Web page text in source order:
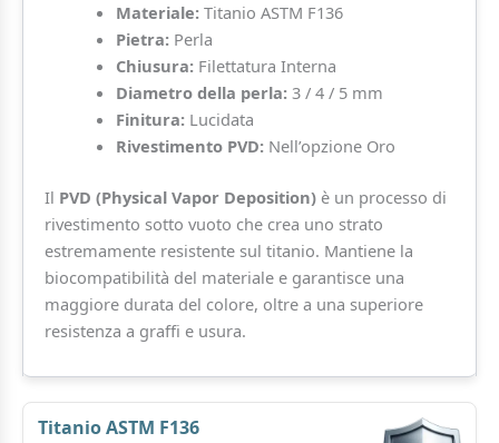
Materiale:Titanio ASTM F136
Pietra:Perla
Chiusura:Filettatura Interna
Diametro della perla:3 / 4 / 5 mm
Finitura:Lucidata
Rivestimento PVD:Nell’opzione Oro
Il PVD (Physical Vapor Deposition)è un processo di
rivestimento sotto vuoto che crea uno strato
estremamente resistente sul titanio. Mantiene la
biocompatibilità del materiale e garantisce una
maggiore durata del colore, oltre a una superiore
resistenza a graffi e usura.
Titanio ASTM F136